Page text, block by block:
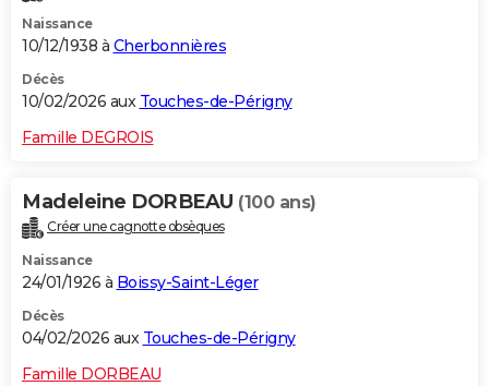
Naissance
10/12/1938 à Cherbonnières
Décès
10/02/2026 aux Touches-de-Périgny
Famille DEGROIS
Madeleine DORBEAU (100 ans)
Créer une cagnotte obsèques
Naissance
24/01/1926 à Boissy-Saint-Léger
Décès
04/02/2026 aux Touches-de-Périgny
Famille DORBEAU